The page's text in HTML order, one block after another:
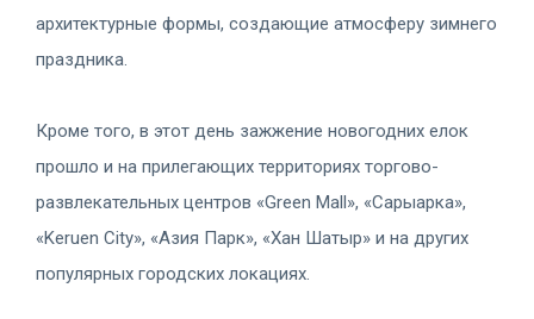
архитектурные формы, создающие атмосферу зимнего
праздника.
Кроме того, в этот день зажжение новогодних елок
прошло и на прилегающих территориях торгово-
развлекательных центров «Green Mall», «Сарыарка»,
«Keruen City», «Азия Парк», «Хан Шатыр» и на других
популярных городских локациях.